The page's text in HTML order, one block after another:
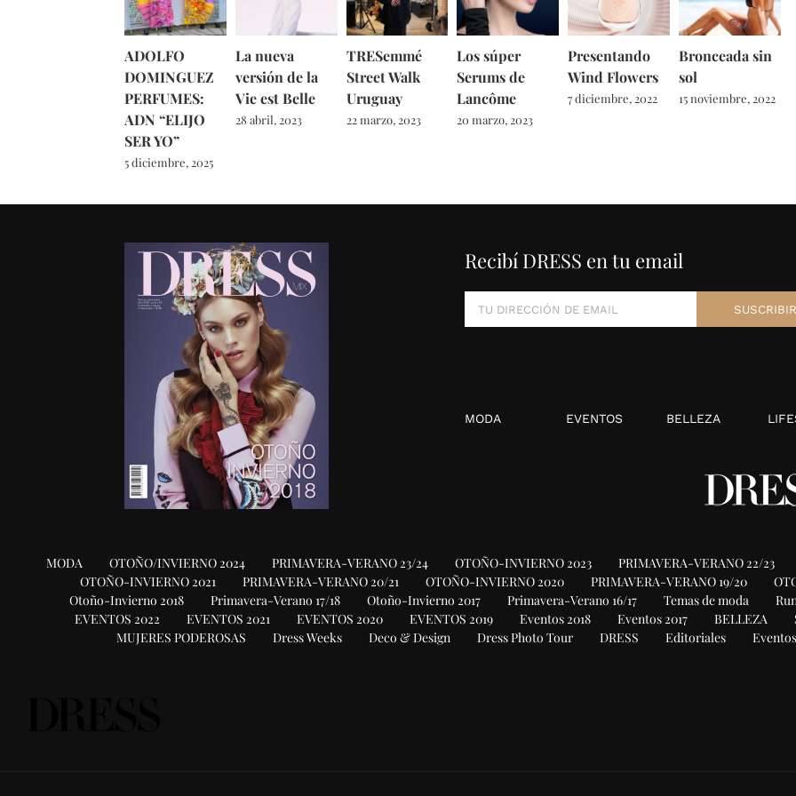
ADOLFO
DOMINGUEZ
PERFUMES:
ADN “ELIJO
SER YO”
5 diciembre, 2025
La nueva
versión de la
Vie est Belle
28 abril, 2023
TRESemmé
Street Walk
Uruguay
22 marzo, 2023
Los súper
Serums de
Lancôme
20 marzo, 2023
Presentando
Wind Flowers
7 diciembre, 2022
Bronceada sin
sol
15 noviembre, 2022
Recibí DRESS en tu email
MODA EVENTOS BELLEZA
MODA OTOÑO/INVIERNO 2024 PRIMAVERA-VERANO 23/24 OTOÑO-INVIERNO 2023
PRIMAVERA-VERANO 22/23
OTOÑO-INVIERNO 2021
PRIMAVERA-VERANO 20/21 OTOÑO-INVIERNO 2020 PRIMAVERA-VERANO 19/20
Otoño-Invierno 2018
Primavera-Verano 17/18 Otoño-Invierno 2017 Primavera-Verano 16/17 Temas de moda
EVENTOS 2022
EVENTOS 2021 EVENTOS 2020 EVENTOS 2019 Eventos 2018 Eventos 2017 BELLEZA
MUJERES PODEROSAS
Dress Weeks Deco & Design Dress Photo Tour DRESS Editoriales